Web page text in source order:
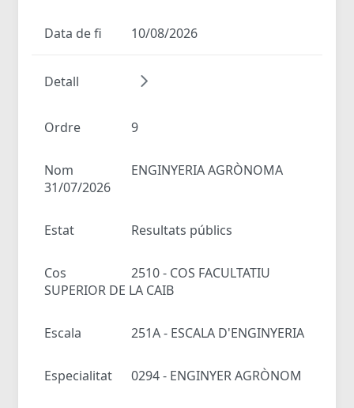
Data de fi 10/08/2026
Detall
Ordre 9
Nom
ENGINYERIA AGRÒNOMA
31/07/2026
Estat Resultats públics
Cos
2510 - COS FACULTATIU
SUPERIOR DE LA CAIB
Escala 251A - ESCALA D'ENGINYERIA
Especialitat 0294 - ENGINYER AGRÒNOM